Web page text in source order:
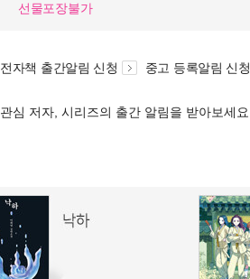
선물포장불가
전자책 출간알림 신청 중고 등록알림 신청
관심 저자, 시리즈의 출간 알림을 받아보세요